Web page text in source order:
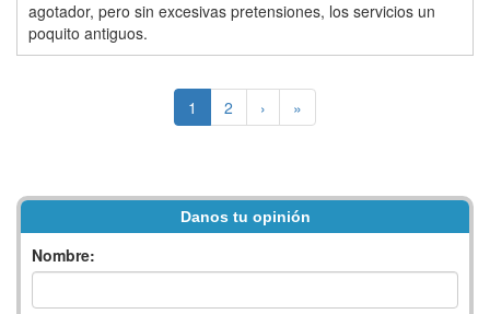
agotador, pero sin excesivas pretensiones, los servicios un
poquito antiguos.
1 2 › »
Danos tu opinión
Nombre: